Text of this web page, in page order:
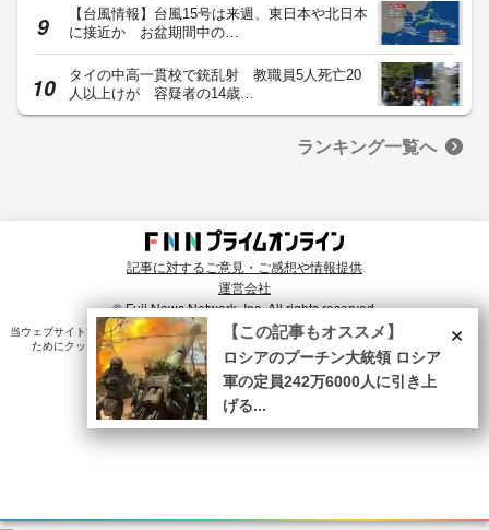
【台風情報】台風15号は来週、東日本や北日本
に接近か お盆期間中の…
タイの中高一貫校で銃乱射 教職員5人死亡20
人以上けが 容疑者の14歳…
ランキング一覧へ
記事に対するご意見・ご感想や情報提供
運営会社
© Fuji News Network, Inc. All rights reserved.
当ウェブサイトでは、ユーザのニーズ・興味・関⼼に合致したコンテンツや広告配信を提供する
ためにクッキーを使⽤しています。詳細は、
プライバシーポリシー をご確認ください。×
【この記事もオススメ】
ロシアのプーチン大統領 ロシア
軍の定員242万6000人に引き上
げる...